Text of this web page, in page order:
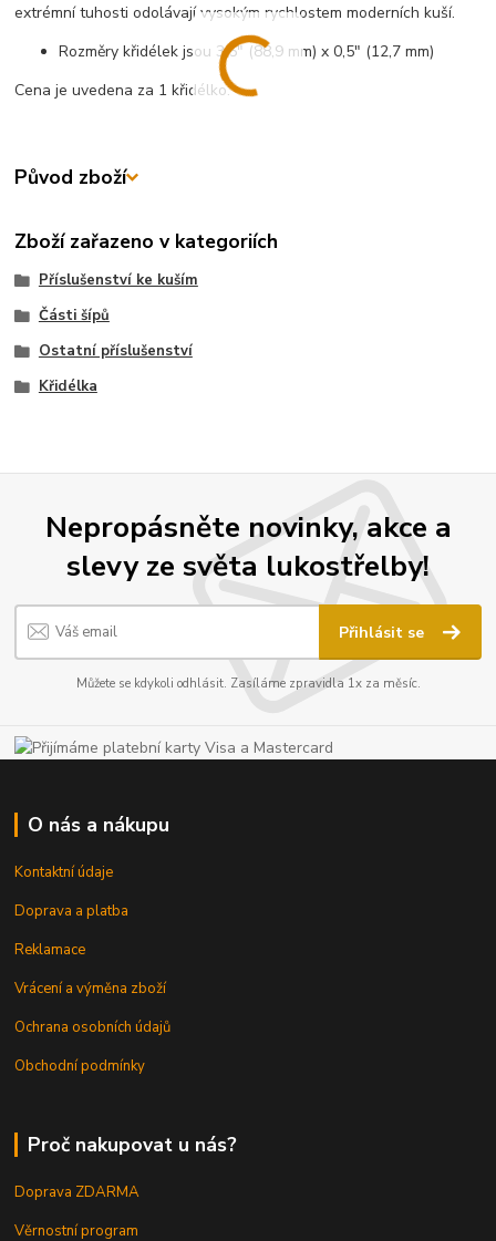
extrémní tuhosti odolávají vysokým rychlostem moderních kuší.
Rozměry křidélek jsou 3,5" (88,9 mm) x 0,5" (12,7 mm)
Cena je uvedena za 1 křidélko.
Původ zboží
Zboží zařazeno v kategoriích
Příslušenství ke kuším
Části šípů
Ostatní příslušenství
Křidélka
Nepropásněte novinky, akce a
slevy ze světa lukostřelby!
Přihlásit se
Můžete se kdykoli odhlásit. Zasíláme zpravidla 1x za měsíc.
O nás a nákupu
Kontaktní údaje
Doprava a platba
Reklamace
Vrácení a výměna zboží
Ochrana osobních údajů
Obchodní podmínky
Proč nakupovat u nás?
Doprava ZDARMA
Věrnostní program